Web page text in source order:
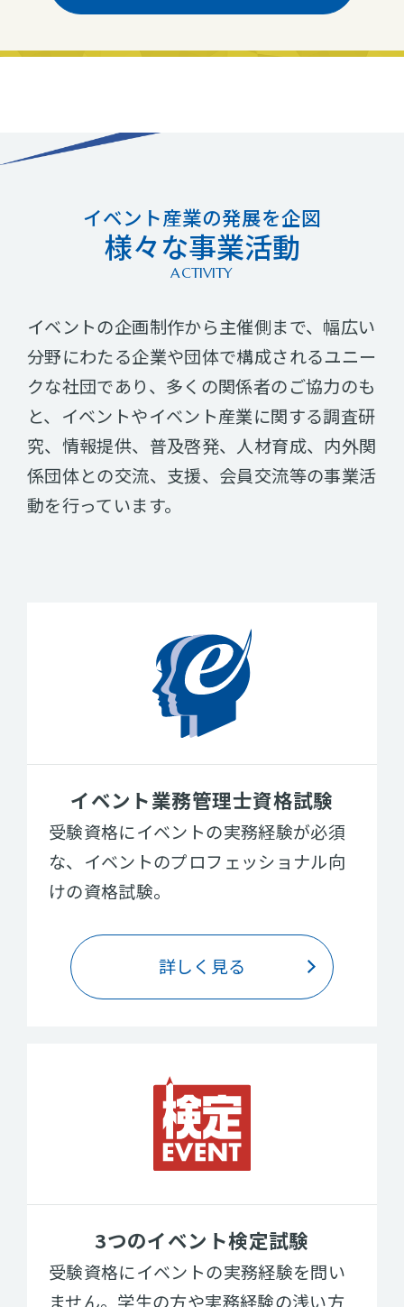
イベント産業の発展を企図
様々な事業活動
ACTIVITY
イベントの企画制作から主催側まで、幅広い
分野にわたる企業や団体で構成されるユニー
クな社団であり、多くの関係者のご協力のも
と、イベントやイベント産業に関する調査研
究、情報提供、普及啓発、人材育成、内外関
係団体との交流、支援、会員交流等の事業活
動を行っています。
イベント業務管理士資格試験
受験資格にイベントの実務経験が必須
な、イベントのプロフェッショナル向
けの資格試験。
詳しく見る
3つのイベント検定試験
受験資格にイベントの実務経験を問い
ません。学生の方や実務経験の浅い方